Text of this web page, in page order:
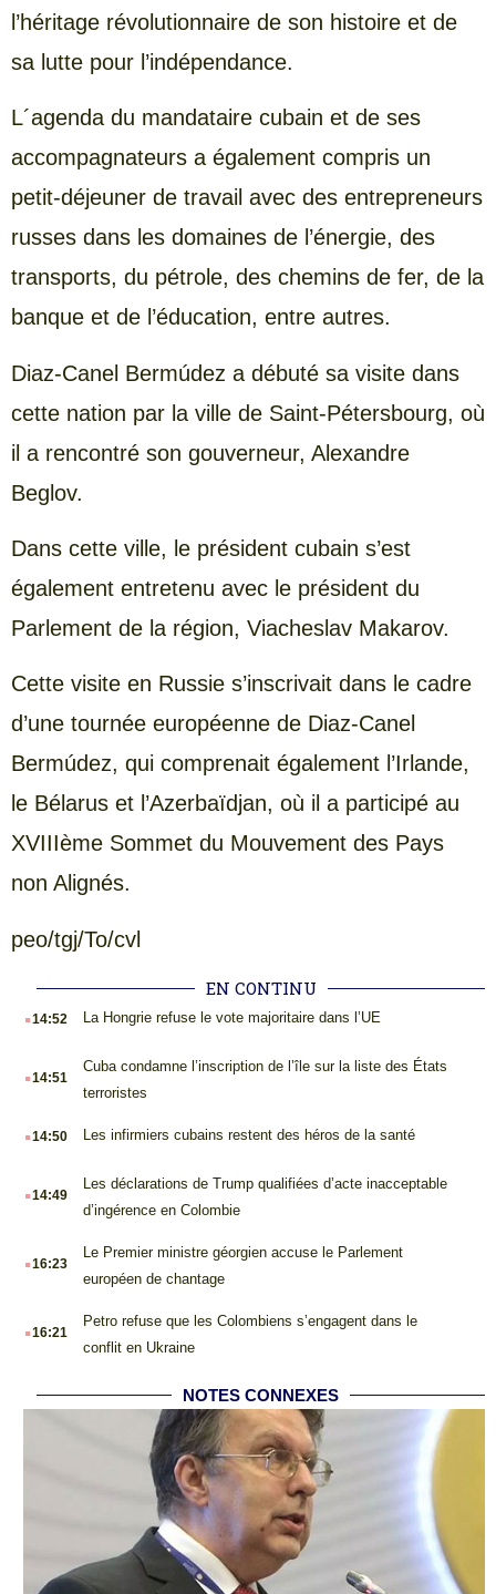
l’héritage révolutionnaire de son histoire et de
sa lutte pour l’indépendance.
L´agenda du mandataire cubain et de ses
accompagnateurs a également compris un
petit-déjeuner de travail avec des entrepreneurs
russes dans les domaines de l’énergie, des
transports, du pétrole, des chemins de fer, de la
banque et de l’éducation, entre autres.
Diaz-Canel Bermúdez a débuté sa visite dans
cette nation par la ville de Saint-Pétersbourg, où
il a rencontré son gouverneur, Alexandre
Beglov.
Dans cette ville, le président cubain s’est
également entretenu avec le président du
Parlement de la région, Viacheslav Makarov.
Cette visite en Russie s’inscrivait dans le cadre
d’une tournée européenne de Diaz-Canel
Bermúdez, qui comprenait également l’Irlande,
le Bélarus et l’Azerbaïdjan, où il a participé au
XVIIIème Sommet du Mouvement des Pays
non Alignés.
peo/tgj/To/cvl
EN CONTINU
.14:52 La Hongrie refuse le vote majoritaire dans l’UE
.14:51
Cuba condamne l’inscription de l’île sur la liste des États
terroristes
.14:50 Les infirmiers cubains restent des héros de la santé
.14:49
Les déclarations de Trump qualifiées d’acte inacceptable
d’ingérence en Colombie
.16:23
Le Premier ministre géorgien accuse le Parlement
européen de chantage
.16:21
Petro refuse que les Colombiens s’engagent dans le
conflit en Ukraine
NOTES CONNEXES